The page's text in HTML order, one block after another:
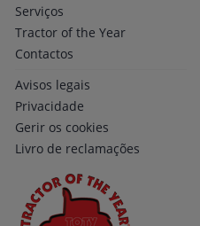
Serviços
Tractor of the Year
Contactos
Avisos legais
Privacidade
Gerir os cookies
Livro de reclamações